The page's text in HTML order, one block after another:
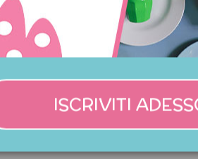
parco divertimenti
ISCRIVITI